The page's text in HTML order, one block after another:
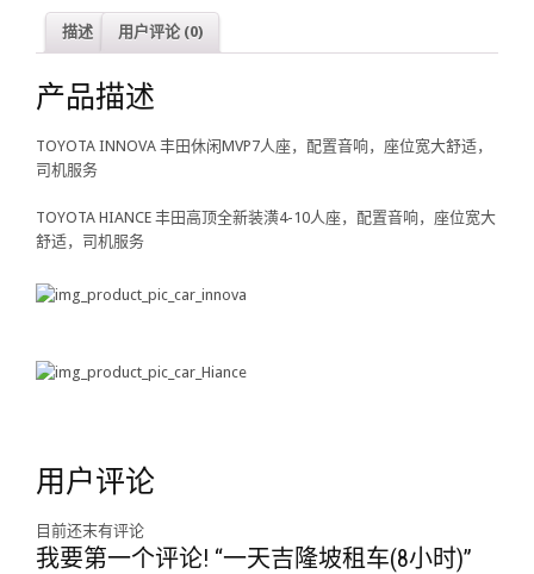
描述 用户评论 (0)
产品描述
TOYOTA INNOVA 丰田休闲MVP7人座，配置音响，座位宽大舒适，
司机服务
TOYOTA HIANCE 丰田高顶全新装潢4-10人座，配置音响，座位宽大
舒适，司机服务
用户评论
目前还末有评论
我要第一个评论! “一天吉隆坡租车(8小时)”